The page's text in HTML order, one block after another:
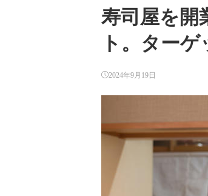
寿司屋を開
ト。ター
2024年9月19日